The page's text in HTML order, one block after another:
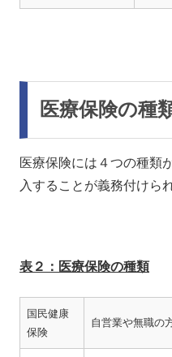
医療保険の種
医療保険には４つの種類
入することが義務付けら
表２：医療保険の種類
国民健康
保険
自営業や無職の